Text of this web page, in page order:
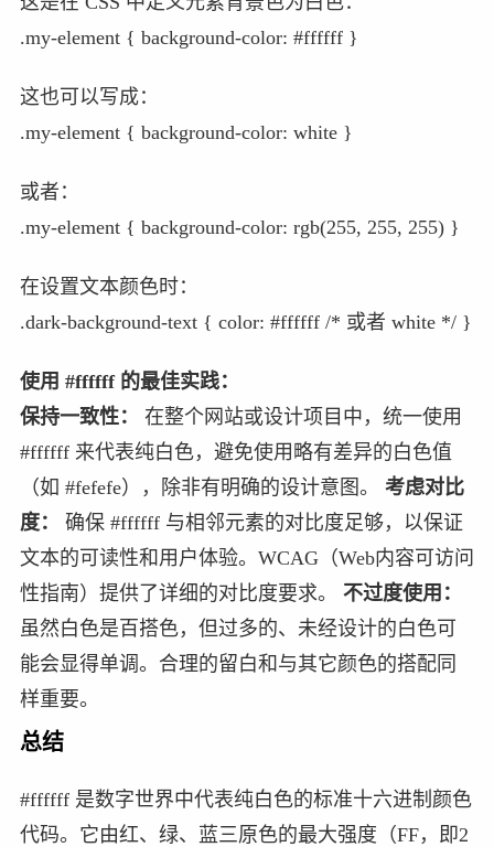
.my-element { background-color: #ffffff }
这也可以写成：
.my-element { background-color: white }
或者：
.my-element { background-color: rgb(255, 255, 255) }
在设置文本颜色时：
.dark-background-text { color: #ffffff /* 或者 white */ }
使用 #ffffff 的最佳实践：
保持一致性：
在整个网站或设计项目中，统一使用
#ffffff 来代表纯白色，避免使用略有差异的白色值
（如 #fefefe），除非有明确的设计意图。 考虑对比
度：
确保 #ffffff 与相邻元素的对比度足够，以保证
文本的可读性和用户体验。WCAG（Web内容可访问
性指南）提供了详细的对比度要求。 不过度使用：
虽然白色是百搭色，但过多的、未经设计的白色可
能会显得单调。合理的留白和与其它颜色的搭配同
样重要。
总结
#ffffff 是数字世界中代表纯白色的标准十六进制颜色
代码。它由红、绿、蓝三原色的最大强度（FF，即2